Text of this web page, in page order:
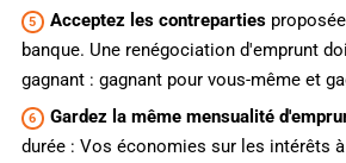
Acceptez les contreparties
banque. Une renégociation d'emprunt
gagnant : gagnant pour vous-même et
Gardez la même mensualité
durée : Vos économies sur les intérêts